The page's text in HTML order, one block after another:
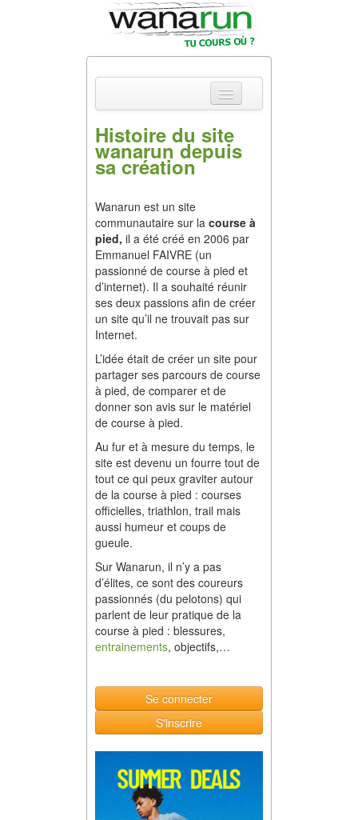
Actualités
Parcours & Courses
Outils & Réseaux
Histoire du site
wanarun depuis
sa création
Wanarun est un site
communautaire sur lacourse à
pied,il a été créé en 2006 par
Emmanuel FAIVRE (un
passionné de course à pied et
d’internet). Il a souhaité réunir
ses deux passions afin de créer
un site qu’il ne trouvait pas sur
Internet.
L’idée était de créer un site pour
partager ses parcours de course
à pied, de comparer et de
donner son avis sur le matériel
de course à pied.
Au fur et à mesure du temps, le
site est devenu un fourre tout de
tout ce qui peux graviter autour
de la course à pied : courses
officielles, triathlon, trail mais
aussi humeur et coups de
gueule.
Sur Wanarun, il n’y a pas
d’élites, ce sont des coureurs
passionnés (du pelotons) qui
parlent de leur pratique de la
course à pied : blessures,
entrainements, objectifs,…
Se connecter
S'inscrire